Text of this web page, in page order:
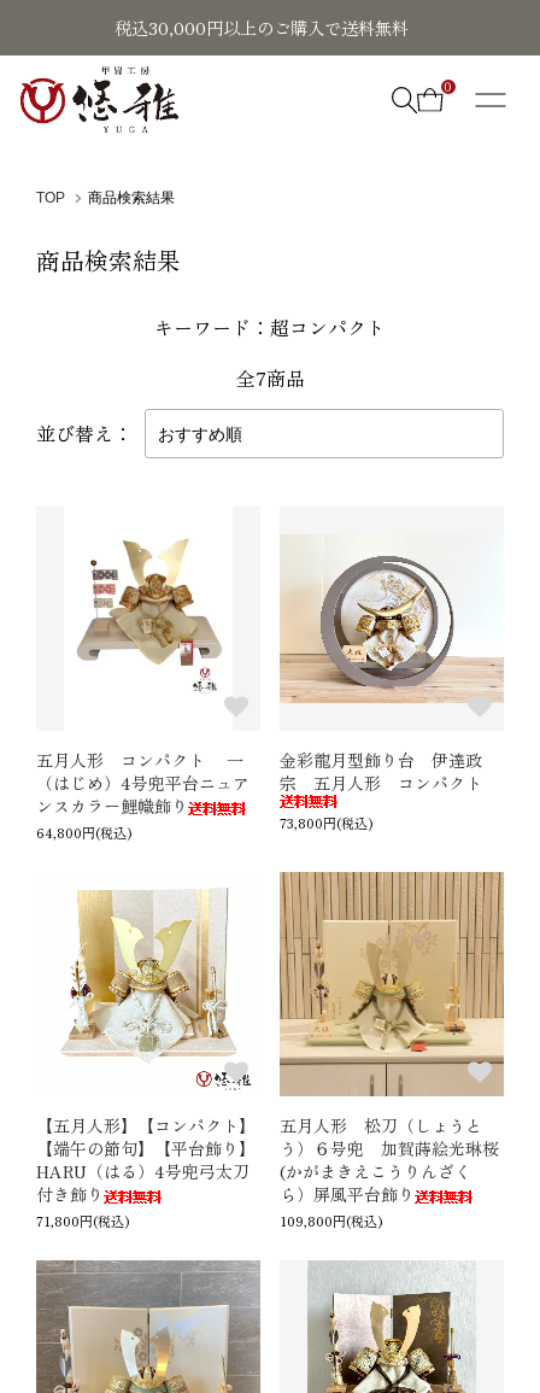
税込30,000円以上のご購入で送料無料
0
TOP 商品検索結果
商品検索結果
キーワード：超コンパクト
全7商品
並び替え：
五月人形 コンパクト 一
（はじめ）4号兜平台ニュア
ンスカラー鯉幟飾り
64,800円(税込)
金彩龍月型飾り台 伊達政
宗 五月人形 コンパクト
73,800円(税込)
【五月人形】【コンパクト】
【端午の節句】【平台飾り】
HARU（はる）4号兜弓太刀
付き飾り
71,800円(税込)
五月人形 松刀（しょうと
う）６号兜 加賀蒔絵光琳桜
(かがまきえこうりんざく
ら）屏風平台飾り
109,800円(税込)